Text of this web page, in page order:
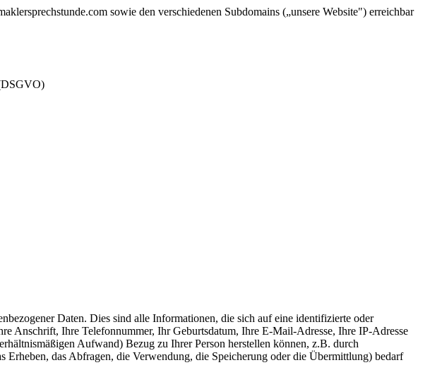
sowie den verschiedenen Subdomains („unsere Website") erreichbar
Daten. Dies sind alle Informationen, die sich auf eine identifizierte oder
Anschrift, Ihre Telefonnummer, Ihr Geburtsdatum, Ihre E-Mail-Adresse, Ihre IP-Adresse
Aufwand) Bezug zu Ihrer Person herstellen können, z.B. durch
das Abfragen, die Verwendung, die Speicherung oder die Übermittlung) bedarf